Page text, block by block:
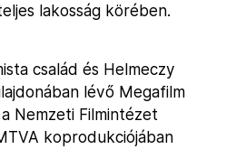
lakosság körében.
család és Helmeczy
lévő Megafilm
Nemzeti Filmintézet
koprodukciójában